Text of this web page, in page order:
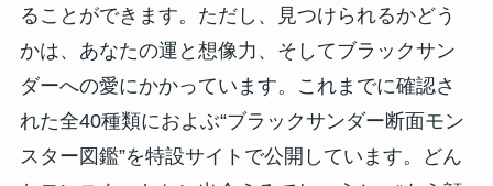
ることができます。ただし、見つけられるかどう
かは、あなたの運と想像力、そしてブラックサン
ダーへの愛にかかっています。これまでに確認さ
れた全40種類におよぶ“ブラックサンダー断面モン
スター図鑑”を特設サイトで公開しています。どん